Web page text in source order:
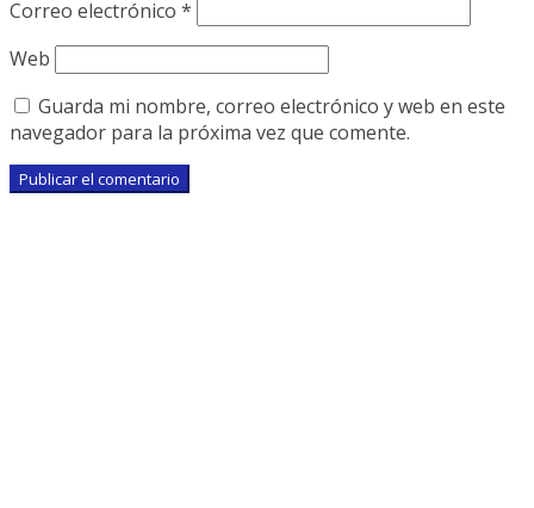
Correo electrónico *
Web
Guarda mi nombre, correo electrónico y web en este
navegador para la próxima vez que comente.